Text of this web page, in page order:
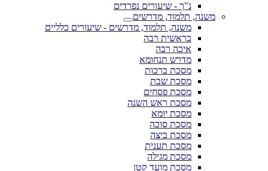
נ"ך - שיעורים נפרדים
משנה, תלמוד, מדרשים
משנה, תלמוד, מדרשים - שיעורים כלליים
בראשית רבה
איכה רבה
מדרש תנחומא
מסכת ברכות
מסכת שבת
מסכת פסחים
מסכת ראש השנה
מסכת יומא
מסכת סוכה
מסכת ביצה
מסכת תענית
מסכת מגילה
מסכת מועד קטן